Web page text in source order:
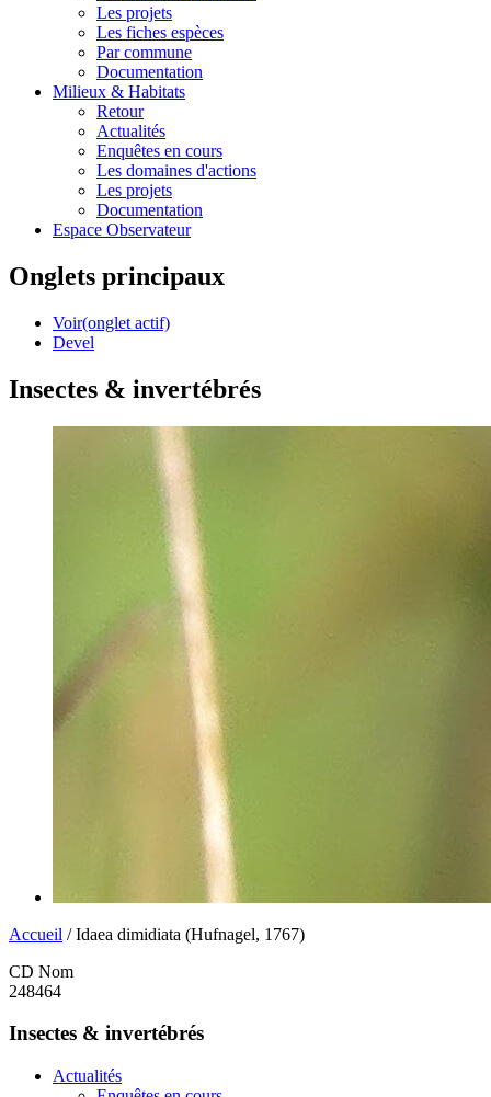
Les projets
Les fiches espèces
Par commune
Documentation
Milieux & Habitats
Retour
Actualités
Enquêtes en cours
Les domaines d'actions
Les projets
Documentation
Espace Observateur
Onglets principaux
Voir(onglet actif)
Devel
Insectes & invertébrés
Accueil / Idaea dimidiata (Hufnagel, 1767)
CD Nom
248464
Insectes & invertébrés
Actualités